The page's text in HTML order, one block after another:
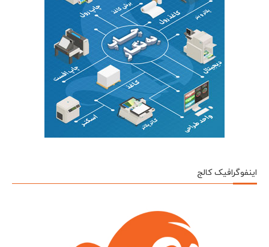
اینفوگرافیک کالج